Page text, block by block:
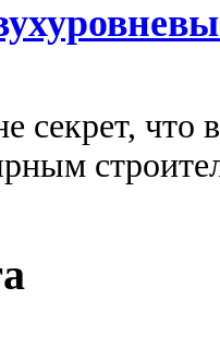
секрет, что